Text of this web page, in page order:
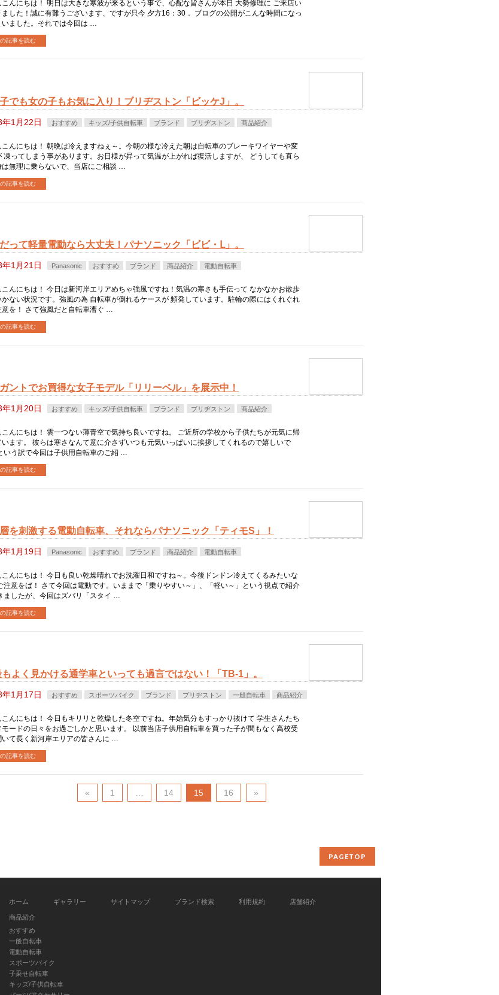
こんにちは！ 明日は大きな寒波が来るという事で、心配な皆さんが本日 大勢修理に ご来店い
ました！誠に有難うございます、ですが只今 夕方16：30． ブログの公開がこんな時間になっ
いました。それでは今回は …
の記事を読む
でも女の子もお気に入り！ブリヂストン「ビッケJ」。
年1月22日 おすすめ キッズ/子供自転車 ブランド ブリヂストン 商品紹介
こんにちは！ 朝晩は冷えますねぇ～。今朝の様な冷えた朝は自転車のブレーキワイヤーや変
凍ってしまう事があります。お日様が昇って気温が上がれば復活しますが、 どうしても直ら
は無理に乗らないで、当店にご相談 …
の記事を読む
って軽量電動なら大丈夫！パナソニック「ビビ・Ⅼ」。
年1月21日 Panasonic おすすめ ブランド 商品紹介 電動自転車
こんにちは！ 今日は新河岸エリアめちゃ強風ですね！気温の寒さも手伝って なかなかお散歩
かない状況です。強風の為 自転車が倒れるケースが 頻発しています。駐輪の際にはくれぐれ
意を！ さて強風だと自転車漕ぐ …
の記事を読む
ントでお買得な女子モデル「リリーベル」を展示中！
年1月20日 おすすめ キッズ/子供自転車 ブランド ブリヂストン 商品紹介
こんにちは！ 雲一つない薄青空で気持ち良いですね。 ご近所の学校から子供たちが元気に帰
います。 彼らは寒さなんて意に介さずいつも元気いっぱいに挨拶してくれるので嬉しいで
いう訳で今回は子供用自転車のご紹 …
の記事を読む
を刺激する電動自転車、それならパナソニック「ティモS」！
年1月19日 Panasonic おすすめ ブランド 商品紹介 電動自転車
こんにちは！ 今日も良い乾燥晴れでお洗濯日和ですね～。今後ドンドン冷えてくるみたいな
注意をば！ さて今回は電動です。いままで「乗りやすい～」、「軽い～」という視点で紹介
ましたが、今回はズバリ「スタイ …
の記事を読む
よく見かける通学車といっても過言ではない！「TB-1」。
年1月17日 おすすめ スポーツバイク ブランド ブリヂストン 一般自転車 商品紹介
こんにちは！ 今日もキリリと乾燥した冬空ですね。年始気分もすっかり抜けて 学生さんたち
モードの日々をお過ごしかと思います。 以前当店子供用自転車を買った子が間もなく高校受
いて長く新河岸エリアの皆さんに …
の記事を読む
« 1 14 15 16 »
PAGETOP
ホーム ギャラリー サイトマップ ブランド検索 利用規約 店舗紹介
商品紹介
おすすめ
一般自転車
電動自転車
スポーツバイク
子乗せ自転車
キッズ/子供自転車